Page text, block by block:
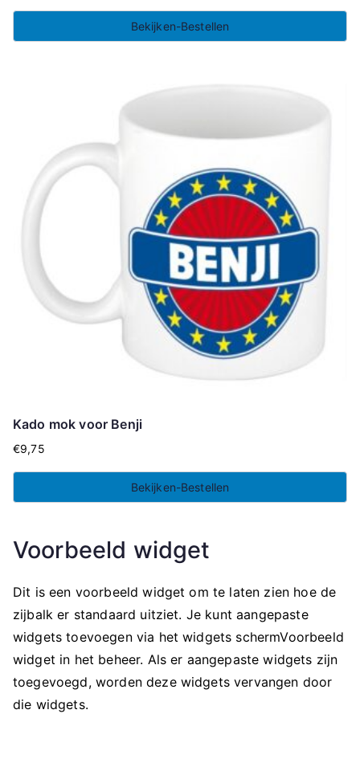
Bekijken-Bestellen
Kado mok voor Benji
€9,75
Bekijken-Bestellen
Voorbeeld widget
Dit is een voorbeeld widget om te laten zien hoe de
zijbalk er standaard uitziet. Je kunt aangepaste
widgets toevoegen via het widgets schermVoorbeeld
widget in het beheer. Als er aangepaste widgets zijn
toegevoegd, worden deze widgets vervangen door
die widgets.